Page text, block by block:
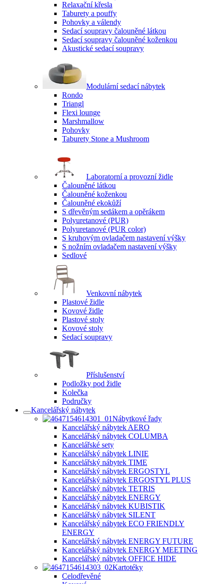
Relaxační křesla
Taburety a pouffy
Pohovky a válendy
Sedací soupravy čalouněné látkou
Sedací soupravy čalouněné koženkou
Akustické sedací soupravy
Modulární sedací nábytek
Rondo
Triangl
Flexi lounge
Marshmallow
Pohovky
Taburety Stone a Mushroom
Laboratorní a provozní židle
Čalouněné látkou
Čalouněné koženkou
Čalouněné ekokůží
S dřevěným sedákem a opěrákem
Polyuretanové (PUR)
Polyuretanové (PUR color)
S kruhovým ovladačem nastavení výšky
S nožním ovladačem nastavení výšky
Sedlové
Venkovní nábytek
Plastové židle
Kovové židle
Plastové stoly
Kovové stoly
Sedací soupravy
Příslušenství
Podložky pod židle
Kolečka
Područky
Kancelářský nábytek
Nábytkové řady
Kancelářský nábytek AERO
Kancelářský nábytek COLUMBA
Kancelářské sety
Kancelářský nábytek LINIE
Kancelářský nábytek TIME
Kancelářský nábytek ERGOSTYL
Kancelářský nábytek ERGOSTYL PLUS
Kancelářský nábytek TETRIS
Kancelářský nábytek ENERGY
Kancelářský nábytek KUBISTIK
Kancelářský nábytek SILENT
Kancelářský nábytek ECO FRIENDLY
ENERGY
Kancelářský nábytek ENERGY FUTURE
Kancelářský nábytek ENERGY MEETING
Kancelářský nábytek OFFICE HIDE
Kartotéky
Celodřevěné